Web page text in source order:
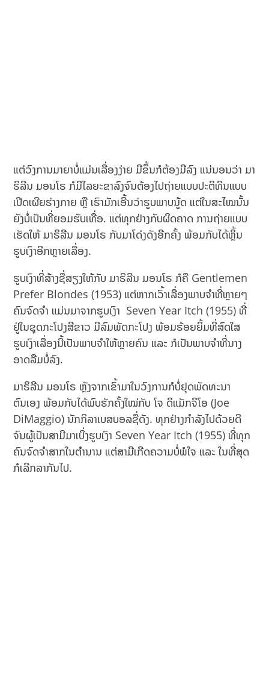
ແຕ່ວົງການມາຍາບໍ່ແມ່ນເລື່ອງງ່າຍ ມີຂຶ້ນກໍຕ້ອງມີລົງ ແນ່ນອນວ່າ ມາ
ຣິລີນ ມອນໂຣ ກໍມີໄລຍະຂາລົງຈົນຕ້ອງໄປຖ່າຍແບບປະຕິທິນແບບ
ເປີດເຜີຍຮ່າງກາຍ ຫຼື ເຮົາມັກເອີ້ນວ່າຮູບພາບນູ້ດ ແຕ່ໃນສະໄໝນັ້ນ
ຍັງບໍ່ເປັນທີ່ຍອມຮັບເທື່ອ. ແຕ່ທຸກຢ່າງກັບຜິດຄາດ ການຖ່າຍແບບ
ເຮັດໃຫ້ ມາຣິລີນ ມອນໂຣ ກັບມາໂດ່ງດັງອີກຄັ້ງ ພ້ອມກັບໄດ້ຫຼິ້ນ
ຮູບເງົາອີກຫຼາຍເລື່ອງ.
ຮູບເງົາທີ່ສ້າງຊື່ສຽງໃຫ້ກັບ ມາຣິລີນ ມອນໂຣ ກໍຄື Gentlemen
Prefer Blondes (1953) ແຕ່ຫາກເວົ້າເລື່ອງພາບຈຳທີ່ຫຼາຍໆ
ຄົນຈົດຈຳ ແມ່ນມາຈາກຮູບເງົາ Seven Year Itch (1955) ທີ່
ຢູ່ໃນຊຸດກະໂປງສີຂາວ ມີລົມພັດກະໂປງ ພ້ອມຮ້ອຍຍິ້ມທີ່ສົດໃສ
ຮູບເງົາເລື່ອງນີ້ເປັນພາບຈຳໃຫ້ຫຼາຍຄົນ ແລະ ກໍເປັນພາບຈຳທີ່ນາງ
ອາດລືມບໍ່ລົງ.
ມາຣິລີນ ມອນໂຣ ຫຼັງຈາກເຂົ້າມາໃນວົງການກໍບໍ່ຢຸດພັດທະນາ
ຕົນເອງ ພ້ອມກັບໄດ້ພົບຮັກຄັ້ງໃໝ່ກັບ ໂຈ ດິແມັກຈິໂອ (Joe
DiMaggio) ນັກກິລາເບສບອລຊື່ດັງ. ທຸກຢ່າງກຳລັງໄປດ້ວຍດີ
ຈົນຜູ້ເປັນສາມີມາເບິ່ງຮູບເງົາ Seven Year Itch (1955) ທີ່ທຸກ
ຄົນຈົດຈຳສາກໃນຕຳນານ ແຕ່ສາມີເກີດຄວາມບໍ່ພໍໃຈ ແລະ ໃນທີ່ສຸດ
ກໍເລີກລາກັນໄປ.